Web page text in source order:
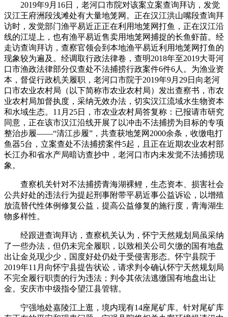
2019年9月16日，老河口市院对该案立案查询拜访，发觉
汉江王府洲段浅滩处有大量地笼网。正在汉江洪山嘴段查询拜
访时，发觉部门渔平易近正正在利用地笼网打鱼，正在汉江沿
线的江堤上，也有渔平易近售卖用地笼网捕捉的长鱼虾苗。经
走访查询拜访，查察官领会到本地渔平易近利用地笼网打鱼的
现象较为遍及。经调取行政法律卷，查明2018年至2019大哥河
口市渔政法律部分仅查处不法捕捞行政案件6件6人。为渔业资
本，督促行政机关履职，老河口市院于2019年9月29日向老河
口市农业农村局（以下简称市农业农村局）发出查察书，市农
业农村局加督执度，采纳无效办法，切实汉江流域水生物资本
和水域生态。11月25日，市农业农村局答复称：已报请市研究
同意，正在该市汉江沿线开展了以冲击不法捕捞为目标的专项
整治步履——“清江步履”，共查获地笼网2000余条，收缴电打
鱼器5台，立案查处不法捕捞案件5起，且正在近期农业农村部
长江办和省水产局暗访查抄中，老河口市内未发觉不法捕捞现
象。
查察机关针对不法捕捞青海湖裸鲤，生态资本、损害社会
公共好处的违法行为提起刑事附带平易近事公益诉讼，以增殖
放流替代性体例修复公益，提高公益修复的施行度，青海湖生
物多样性。
经跟进查询拜访，查察机关认为，怀宁天然规划局虽采纳
了一些办法，但仍未完全履职，以致相关公司欠缴的国有地盘
出让金兑现少少，国度好处仍处于受侵害形态。怀宁县院于
2019年11月向怀宁县提告状讼，请求判令确认怀宁天然规划局
不完全履行职责的行为违法；判令其依法逃缴国有地盘出让
金。安庆市中级指令望江县管辖。
宁强地处嘉陵江上逛，境内现有14座尾矿库。针对尾矿库